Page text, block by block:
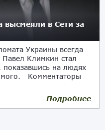
высмеяли в Сети за
Украины всегда
Климкин стал
показавшись на людях
Комментаторы
Подробнее